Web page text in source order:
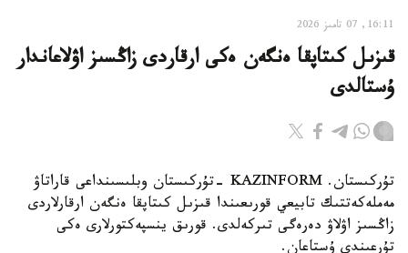
16:11, 07 تامىز 2026
قىزىل كىتاپقا ەنگەن ەكى ارقاردى زاڭسىز اۋلاعاندار
ۇستالدى
تۇركىستان. KAZINFORM -تۇركىستان وبلىسىنداعى قاراتاۋ
مەملەكەتتىك تابيعي قورىعىندا قىزىل كىتاپقا ەنگەن ارقارلاردى
زاڭسىز اۋلاۋ دەرەگى تىركەلدى. قورىق ينسپەكتورلارى ەكى